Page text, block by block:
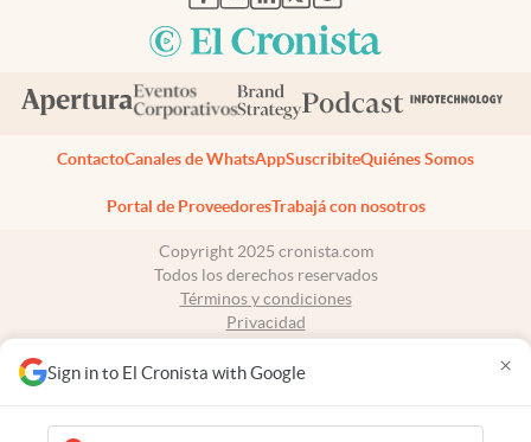
Sign in to El Cronista with Google ×
ContactoCanales de WhatsAppSuscribiteQuiénes Somos
Portal de ProveedoresTrabajá con nosotros
Copyright 2025 cronista.com
Todos los derechos reservados
Términos y condiciones
Privacidad
Tel: +54 11 7078-3270